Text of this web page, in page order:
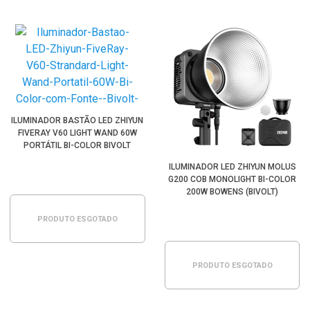
ILUMINADOR BASTÃO LED ZHIYUN
FIVERAY V60 LIGHT WAND 60W
PORTÁTIL BI-COLOR BIVOLT
PRODUTO ESGOTADO
ILUMINADOR LED ZHIYUN MOLUS
G200 COB MONOLIGHT BI-COLOR
200W BOWENS (BIVOLT)
PRODUTO ESGOTADO